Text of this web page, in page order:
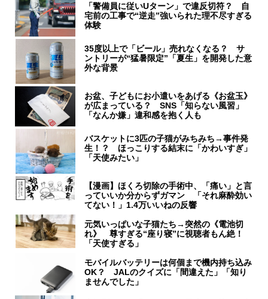
「警備員に従いUターン」で違反切符？ 自
宅前の工事で“逆走”強いられた理不尽すぎる
体験
35度以上で「ビール」売れなくなる？ サ
ントリーが“猛暑限定”「夏生」を開発した意
外な背景
お盆、子どもにお小遣いをあげる《お盆玉》
が広まっている？ SNS「知らない風習」
「なんか嫌」違和感を抱く人も
バスケットに3匹の子猫がみちみち→事件発
生！？ ほっこりする結末に「かわいすぎ」
「天使みたい」
【漫画】ほくろ切除の手術中、「痛い」と言
っていいか分からずガマン 「それ麻酔効い
てない！」1.4万いいねの反響
元気いっぱいな子猫たち→突然の《電池切
れ》 尊すぎる“座り寝”に視聴者もん絶！
「天使すぎる」
モバイルバッテリーは何個まで機内持ち込み
OK？ JALのクイズに「間違えた」「知り
ませんでした」